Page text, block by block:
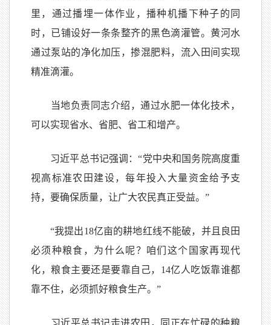
里，通过播埋一体作业，播种机播下种子的同
时，已铺设好一条条整齐的黑色滴灌管。黄河水
通过泵站的净化加压，掺混肥料，流入田间实现
精准滴灌。
当地负责同志介绍，通过水肥一体化技术，
可以实现省水、省肥、省工和增产。
习近平总书记强调：“党中央和国务院高度重
视高标准农田建设，每年投入大量资金给予支
持，要确保质量，让广大农民真正受益。”
“我提出18亿亩的耕地红线不能破，并且良田
必须种粮食，为什么呢？咱们这个国家再现代
化，粮食主要还是要靠自己，14亿人吃饭靠谁都
靠不住，必须抓好粮食生产。”
习近平总书记走进农田，同正在忙碌的种粮